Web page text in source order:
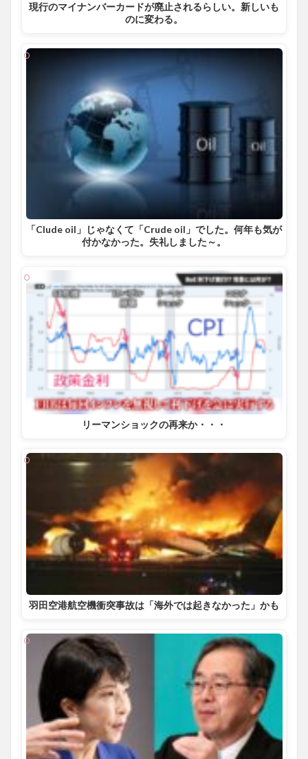
現行のマイナンバーカードが廃止されるらしい。新しいも
のに変わる。
「Clude oil」じゃなくて「Crude oil」でした。何年も気が
付かなかった。失礼しました～。
リーマンショックの再来か・・・
羽田空港航空機衝突事故は「海外では起きなかった」かも